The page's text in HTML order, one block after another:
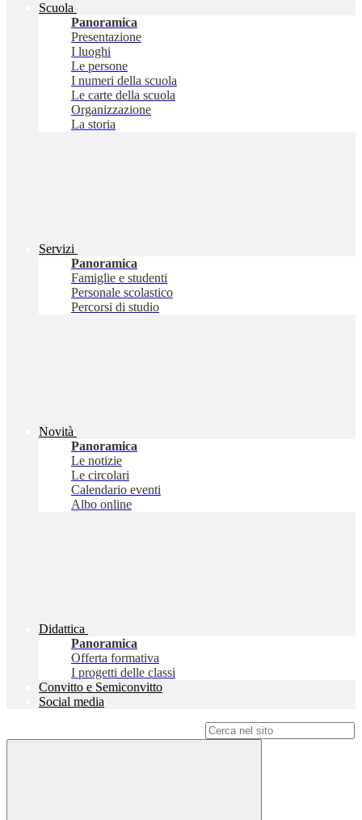
Scuola
Panoramica
Presentazione
I luoghi
Le persone
I numeri della scuola
Le carte della scuola
Organizzazione
La storia
Servizi
Panoramica
Famiglie e studenti
Personale scolastico
Percorsi di studio
Novità
Panoramica
Le notizie
Le circolari
Calendario eventi
Albo online
Didattica
Panoramica
Offerta formativa
I progetti delle classi
Convitto e Semiconvitto
Social media